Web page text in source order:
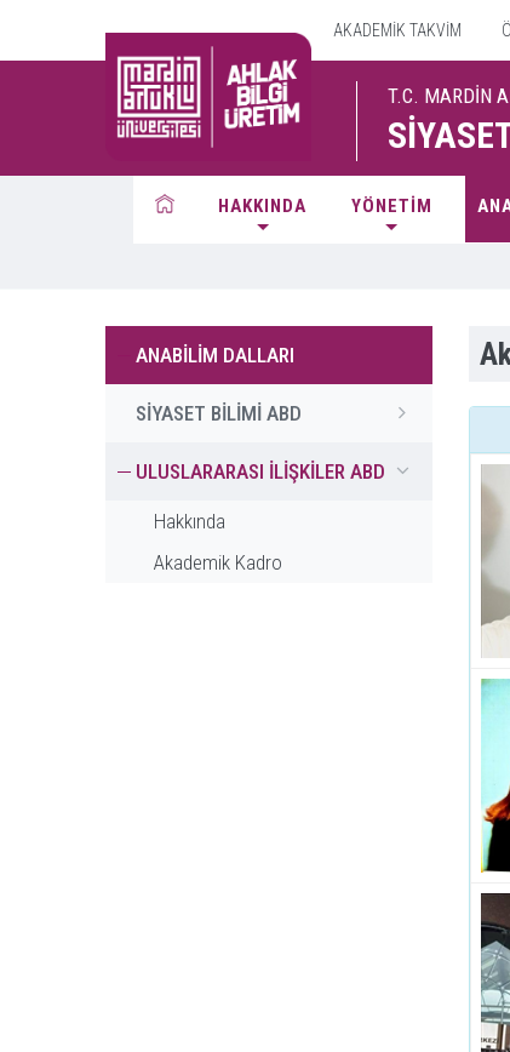
AKADEMİK TAKVİM
T.C. MARDİN
HAKKINDA YÖNETİM
ANABİLİM DALLARI
SİYASET BİLİMİ ABD
ULUSLARARASI İLİŞKİLER ABD
Hakkında
Akademik Kadro